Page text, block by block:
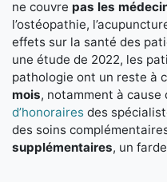
ne couvre pas les
l’ostéopathie,
effets sur la santé des
une étude de 2022, les
pathologie ont un reste à
mois, notamment à cause
d’honoraires des
des soins
supplémentaires, un